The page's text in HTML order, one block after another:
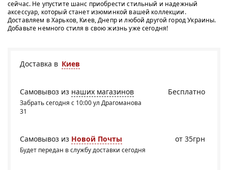
сейчас. Не упустите шанс приобрести стильный и надежный
аксессуар, который станет изюминкой вашей коллекции.
Доставляем в Харьков, Киев, Днепр и любой другой город Украины.
Добавьте немного стиля в свою жизнь уже сегодня!
Доставка в Киев
Бесплатно
Самовывоз из наших магазинов
Забрать сегодня с 10:00 ул Драгоманова
31
Самовывоз из Новой Почты
Будет передан в службу доставки сегодня
от 35грн